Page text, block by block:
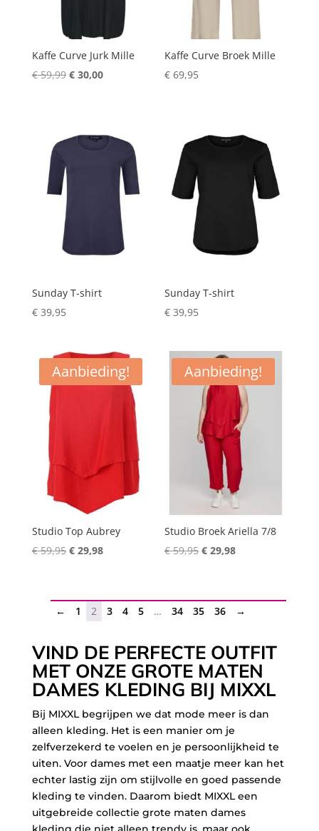
Kaffe Curve Jurk Mille
€59,99 Oorspronkelijke
€30,00Huidige
Kaffe Curve Broek Mille
€ 69,95
Sunday T-shirt
€39,95
Sunday T-shirt
€ 39,95
Aanbieding!
Studio Top Aubrey
€59,95 Oorspronkelijke
€ 59,95.
€29,98Huidige
€ 29,98.
Aanbieding!
Studio Broek Ariella 7/8
€59,95 Oorspronkelijke
€ 59,95.
€ 29,98Huidige
€ 29,98.
← 1 2 3 4 5 … 34 35 36 →
VIND DE PERFECTE OUTFIT
MET ONZE GROTE MATEN
DAMES KLEDING BIJ MIXXL
Bij MIXXL begrijpen we dat mode meer is dan
alleen kleding. Het is een manier om je
zelfverzekerd te voelen en je persoonlijkheid te
uiten. Voor dames met een maatje meer kan het
echter lastig zijn om stijlvolle en goed passende
kleding te vinden. Daarom biedt MIXXL een
uitgebreide collectie grote maten dames